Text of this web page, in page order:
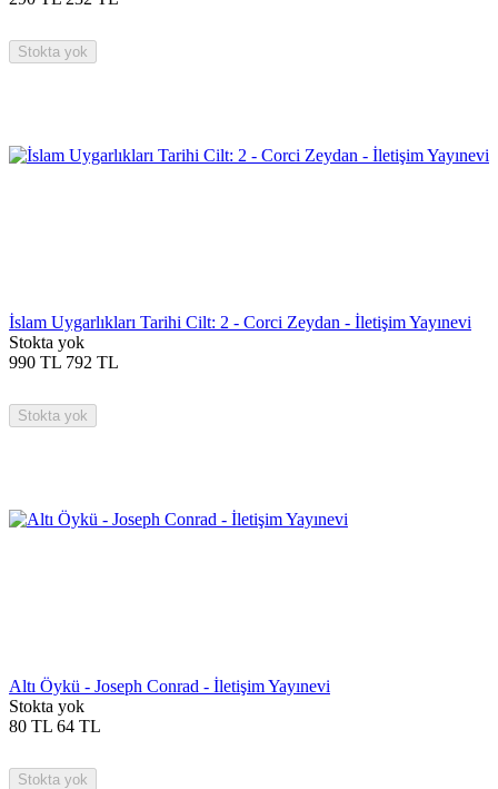
Stokta yok
İslam Uygarlıkları Tarihi Cilt: 2 - Corci Zeydan - İletişim Yayınevi
Stokta yok
990 TL 792 TL
Stokta yok
Altı Öykü - Joseph Conrad - İletişim Yayınevi
Stokta yok
80 TL 64 TL
Stokta yok